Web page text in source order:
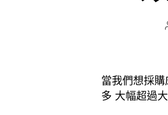
當我們想採
多 大幅超過